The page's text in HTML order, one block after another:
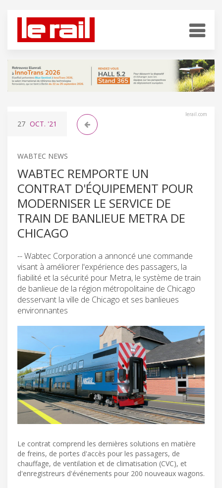
lerail.com
27 OCT. '21
WABTEC NEWS
WABTEC REMPORTE UN
CONTRAT D'ÉQUIPEMENT POUR
MODERNISER LE SERVICE DE
TRAIN DE BANLIEUE METRA DE
CHICAGO
-- Wabtec Corporation a annoncé une commande
visant à améliorer l'expérience des passagers, la
fiabilité et la sécurité pour Metra, le système de train
de banlieue de la région métropolitaine de Chicago
desservant la ville de Chicago et ses banlieues
environnantes
Le contrat comprend les dernières solutions en matière
de freins, de portes d'accès pour les passagers, de
chauffage, de ventilation et de climatisation (CVC), et
d'enregistreurs d'événements pour 200 nouveaux wagons.